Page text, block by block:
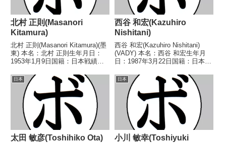
北村 正則(Masanori
Kitamura)
北村 正則(Masanori Kitamura)(墨
東) 本名：北村 正則生年月日：
1953年1月9日国籍：日本戦績：
イトル】なし 【戦歴】
1970/03/01 ●4R判定 (採点不
明) 浅井 茂一...
西谷 和宏(Kazuhiro
Nishitani)
西谷 和宏(Kazuhiro Nishitani)
(VADY) 本名：西谷 和宏生年月
日：1987年3月22日国籍：日本戦
得タイトル】第61代日本ライト
級王座 【戦歴】2009/11/08
○4R判...
日本
太田 敏彦(Toshihiko Ota)
日本
小川 敏幸(Toshiyuki